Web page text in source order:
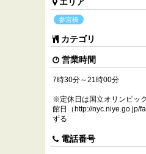
参宮橋
カテゴリ
営業時間
7時30分～21時00分
※定休日は国立オリンピッ
館日（http://nyc.niye.go.jp/
ずる
電話番号